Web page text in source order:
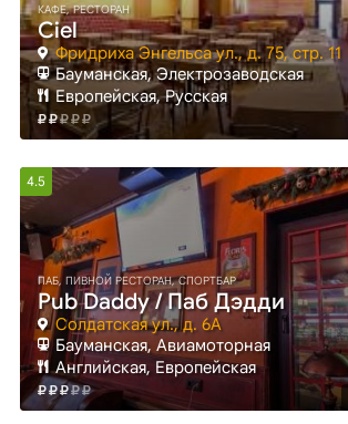
КАФЕ, РЕСТОРАН
Ciel
Фридриха Энгельса ул., д. 75, стр. 11
Бауманская, Электрозаводская
Европейская, Русская
4.5
ПАБ, ПИВНОЙ РЕСТОРАН, СПОРТБАР
Pub Daddy / Паб Дэдди
Солдатская ул., д. 6А
Бауманская, Авиамоторная
Английская, Европейская